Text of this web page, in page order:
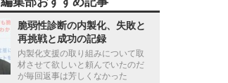
脆弱性診断の内製化、失敗と
再挑戦と成功の記録
内製化支援の取り組みについて取
材させて欲しいと頼んでいたのだ
が毎回返事は芳しくなかった